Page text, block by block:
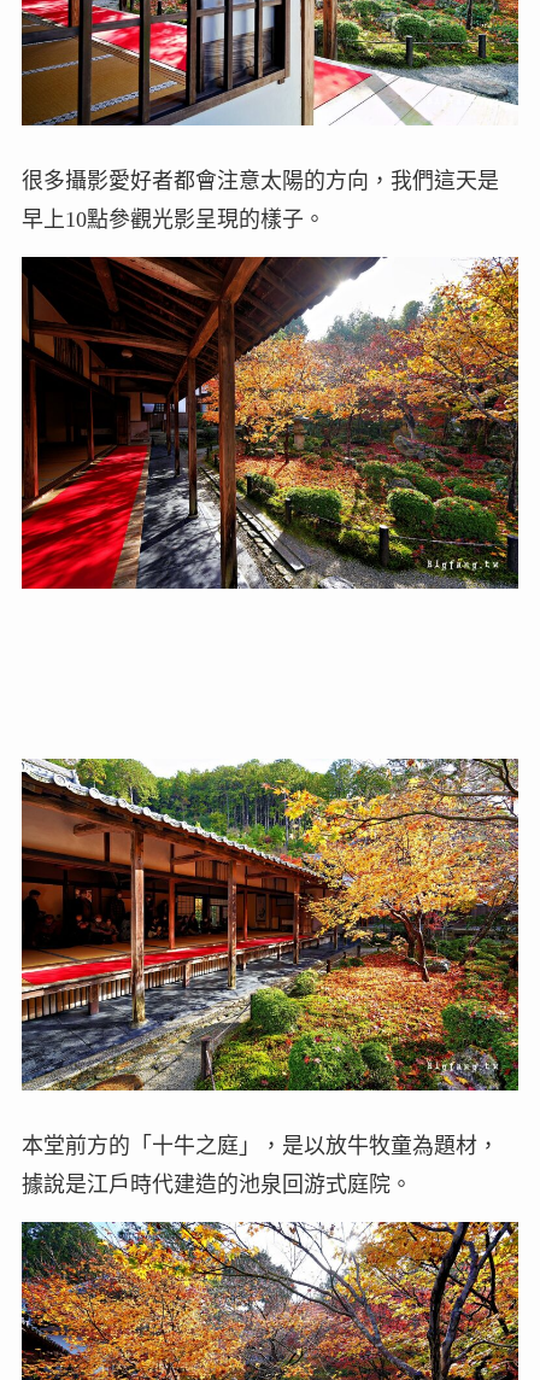
很多攝影愛好者都會注意太陽的方向，我們這天是
早上10點參觀光影呈現的樣子。
本堂前方的「十牛之庭」，是以放牛牧童為題材，
據說是江戶時代建造的池泉回游式庭院。